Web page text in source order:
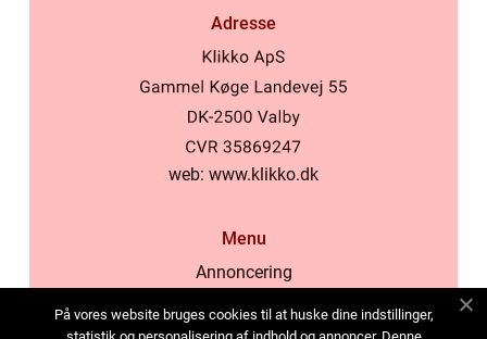
Adresse
web: www.klikko.dk
Menu
Annoncering
Cookies
På vores website bruges cookies til at huske dine indstillinger,